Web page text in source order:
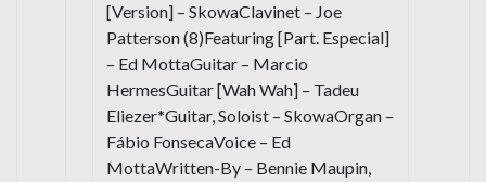
[Version] – SkowaClavinet – Joe
Patterson (8)Featuring [Part. Especial]
– Ed MottaGuitar – Marcio
HermesGuitar [Wah Wah] – Tadeu
Eliezer*Guitar, Soloist – SkowaOrgan –
Fábio FonsecaVoice – Ed
MottaWritten-By – Bennie Maupin,